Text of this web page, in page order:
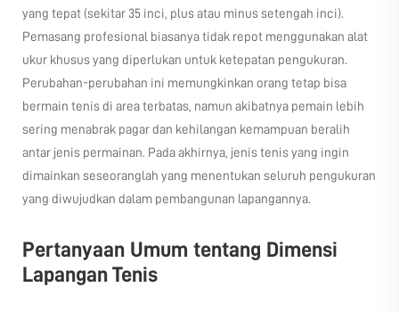
yang tepat (sekitar 35 inci, plus atau minus setengah inci).
Pemasang profesional biasanya tidak repot menggunakan alat
ukur khusus yang diperlukan untuk ketepatan pengukuran.
Perubahan-perubahan ini memungkinkan orang tetap bisa
bermain tenis di area terbatas, namun akibatnya pemain lebih
sering menabrak pagar dan kehilangan kemampuan beralih
antar jenis permainan. Pada akhirnya, jenis tenis yang ingin
dimainkan seseoranglah yang menentukan seluruh pengukuran
yang diwujudkan dalam pembangunan lapangannya.
Pertanyaan Umum tentang Dimensi
Lapangan Tenis